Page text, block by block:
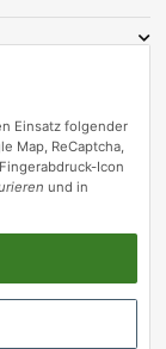
Einsatz folgender
Map, ReCaptcha,
Icon
und in